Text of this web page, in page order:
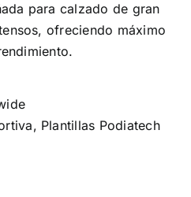
para calzado de gran
ofreciendo máximo
, Plantillas Podiatech